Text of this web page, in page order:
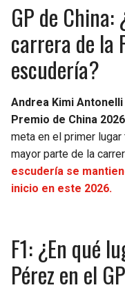
BUCCANEERS
GP de
carrera de la
escudería?
Andrea Kimi
Premio de China
meta en el primer
mayor parte de la
escudería se
inicio en este 2026.
F1: ¿En qué
Pérez en el